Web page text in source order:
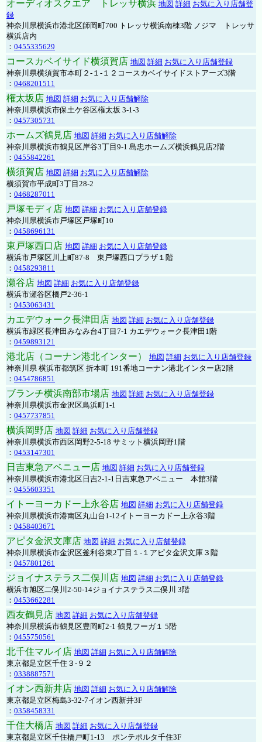
オーディオスクエア トレッサ横浜 地図 詳細 お気に入り店舗登
録
神奈川県横浜市港北区師岡町700 トレッサ横浜南棟3階 ノジマ トレッサ
横浜店内
： 0455335629
コースカベイサイド横須賀店 地図 詳細 お気に入り店舗登録
神奈川県横須賀市本町２-１-１２コースカベイサイドストアーズ3階
： 0468201511
権太坂店 地図 詳細 お気に入り店舗解除
神奈川県横浜市保土ケ谷区権太坂 3-1-3
： 0457305731
ホームズ鶴見店 地図 詳細 お気に入り店舗解除
神奈川県横浜市鶴見区岸谷3丁目9-1 島忠ホームズ横浜鶴見店2階
： 0455842261
横須賀店 地図 詳細 お気に入り店舗解除
横須賀市平成町3丁目28-2
： 0468287011
戸塚モディ店 地図 詳細 お気に入り店舗登録
神奈川県横浜市戸塚区戸塚町10
： 0458696131
東戸塚西口店 地図 詳細 お気に入り店舗登録
横浜市戸塚区川上町87-8 東戸塚西口プラザ１階
： 0458293811
瀬谷店 地図 詳細 お気に入り店舗登録
横浜市瀬谷区橋戸2-36-1
： 0453063431
カエデウォーク長津田店 地図 詳細 お気に入り店舗登録
横浜市緑区長津田みなみ台4丁目7-1 カエデウォーク長津田1階
： 0459893121
港北店（コーナン港北インター） 地図 詳細 お気に入り店舗登録
神奈川県 横浜市都筑区 折本町 191番地コーナン港北インター店2階
： 0454786851
ブランチ横浜南部市場店 地図 詳細 お気に入り店舗登録
神奈川県横浜市金沢区鳥浜町1-1
： 0457737851
横浜岡野店 地図 詳細 お気に入り店舗登録
神奈川県横浜市西区岡野2-5-18 サミット横浜岡野1階
： 0453147301
日吉東急アベニュー店 地図 詳細 お気に入り店舗登録
神奈川県横浜市港北区日吉2-1-1日吉東急アベニュー 本館3階
： 0455603351
イトーヨーカドー上永谷店 地図 詳細 お気に入り店舗登録
神奈川県横浜市港南区丸山台1-12イトーヨーカドー上永谷3階
： 0458403671
アピタ金沢文庫店 地図 詳細 お気に入り店舗登録
神奈川県横浜市金沢区釜利谷東2丁目１-１アピタ金沢文庫３階
： 0457801261
ジョイナステラス二俣川店 地図 詳細 お気に入り店舗登録
横浜市旭区二俣川2-50-14ジョイナステラス二俣川 3階
： 0453662281
西友鶴見店 地図 詳細 お気に入り店舗登録
神奈川県横浜市鶴見区豊岡町2-1 鶴見フーガ１ 5階
： 0455750561
北千住マルイ店 地図 詳細 お気に入り店舗解除
東京都足立区千住３-９２
： 0338887571
イオン西新井店 地図 詳細 お気に入り店舗解除
東京都足立区梅島3-32-7イオン西新井3F
： 0358458331
千住大橋店 地図 詳細 お気に入り店舗登録
東京都足立区千住橋戸町1-13 ポンテポルタ千住3F